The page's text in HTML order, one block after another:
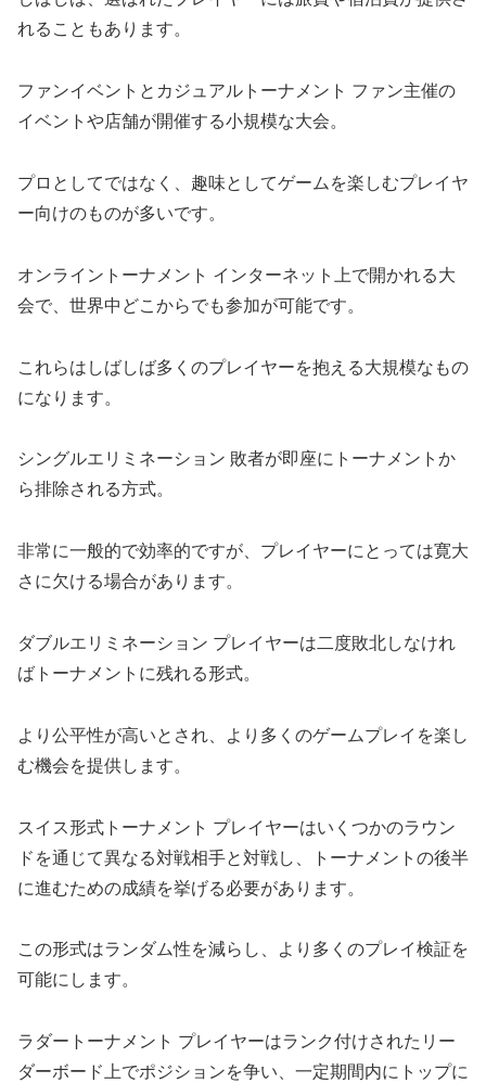
れることもあります。
ファンイベントとカジュアルトーナメント ファン主催の
イベントや店舗が開催する小規模な大会。
プロとしてではなく、趣味としてゲームを楽しむプレイヤ
ー向けのものが多いです。
オンライントーナメント インターネット上で開かれる大
会で、世界中どこからでも参加が可能です。
これらはしばしば多くのプレイヤーを抱える大規模なもの
になります。
シングルエリミネーション 敗者が即座にトーナメントか
ら排除される方式。
非常に一般的で効率的ですが、プレイヤーにとっては寛大
さに欠ける場合があります。
ダブルエリミネーション プレイヤーは二度敗北しなけれ
ばトーナメントに残れる形式。
より公平性が高いとされ、より多くのゲームプレイを楽し
む機会を提供します。
スイス形式トーナメント プレイヤーはいくつかのラウン
ドを通じて異なる対戦相手と対戦し、トーナメントの後半
に進むための成績を挙げる必要があります。
この形式はランダム性を減らし、より多くのプレイ検証を
可能にします。
ラダートーナメント プレイヤーはランク付けされたリー
ダーボード上でポジションを争い、一定期間内にトップに